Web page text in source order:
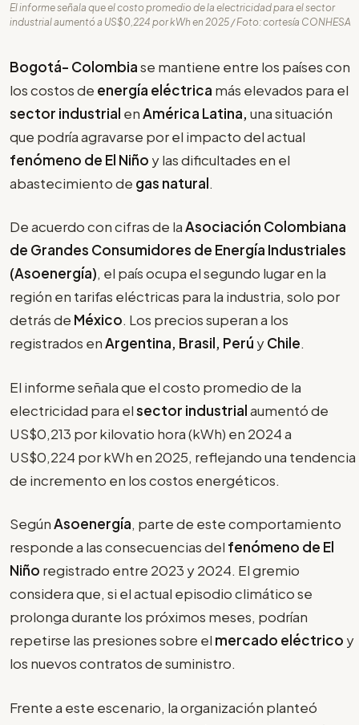
El informe señala que el costo promedio de la electricidad para el sector
industrial aumentó a US$0,224 por kWh en 2025 / Foto: cortesía CONHESA
Bogotá- Colombiase mantiene entre los países con
los costos de energía eléctrica más elevados para el
sector industrial enAmérica Latina, una situación
que podría agravarse por el impacto del actual
fenómeno de El Niño y las dificultades en el
abastecimiento de gas natural.
De acuerdo con cifras de laAsociación Colombiana
de Grandes Consumidores de Energía Industriales
(Asoenergía), el país ocupa el segundo lugar en la
región en tarifas eléctricas para la industria, solo por
detrás de México. Los precios superan a los
registrados enArgentina, Brasil, Perú yChile.
El informe señala que el costo promedio de la
electricidad para elsector industrialaumentó de
US$0,213 por kilovatio hora (kWh) en 2024 a
US$0,224 por kWh en 2025, reflejando una tendencia
de incremento en los costos energéticos.
SegúnAsoenergía, parte de este comportamiento
responde a las consecuencias del fenómeno de El
Niño registrado entre 2023 y 2024. El gremio
considera que, si el actual episodio climático se
prolonga durante los próximos meses, podrían
repetirse las presiones sobre el mercado eléctrico y
los nuevos contratos de suministro.
Frente a este escenario, la organización planteó